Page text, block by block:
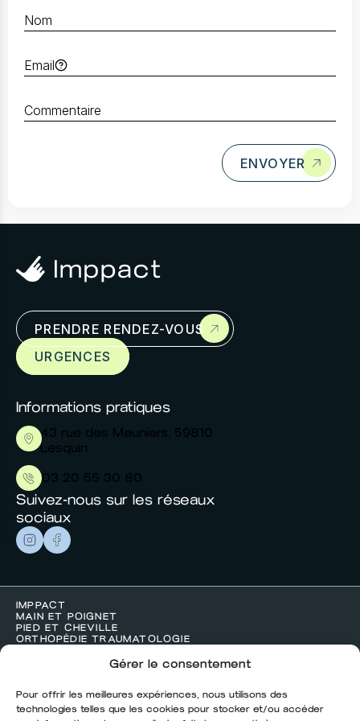
Gérer le consentement
Pour offrir les meilleures expériences, nous utilisons des
technologies telles que les cookies pour stocker et/ou accéder
ENVOYER
Prendre rendez-
Cras mollis diam et id. Tincidunt imperdiet
mauris volutpat aliquet turpis sed.
PRENDRE RENDEZ-VOUS
URGENCES
Informations pratiques
43 rue des Meuniers, 59810
Lesquin
03 20 55 30 80
Suivez-nous sur les réseaux
sociaux
IMPPACT
MAIN ET POIGNET
PIED ET CHEVILLE
ORTHOPÉDIE TRAUMATOLOGIE